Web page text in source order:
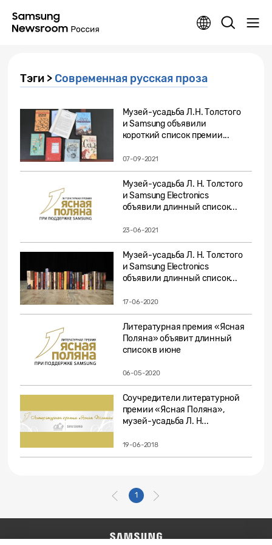
Тэги > Современная русская проза
Музей-усадьба Л.Н. Толстого
и Samsung объявили
короткий список премии...
07-09-2021
Музей-усадьба Л. Н. Толстого
и Samsung Electronics
объявили длинный список...
23-06-2021
Музей-усадьба Л. Н. Толстого
и Samsung Electronics
объявили длинный список...
17-06-2020
Литературная премия «Ясная
Поляна» объявит длинный
список в июне
06-05-2020
Соучредители литературной
премии «Ясная Поляна»,
музей-усадьба Л. Н...
19-06-2018
1